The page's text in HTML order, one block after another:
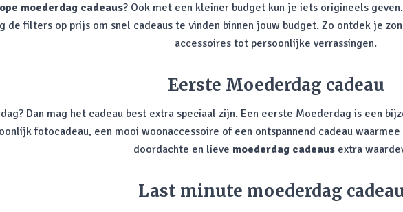
moederdag cadeaus? Ook met een kleiner budget kun je iets origineels
de filters op prijs om snel cadeaus te vinden binnen jouw budget. Zo ontdek je
accessoires tot persoonlijke verrassingen.
Eerste Moederdag cadeau
Dan mag het cadeau best extra speciaal zijn. Een eerste Moederdag is een
fotocadeau, een mooi woonaccessoire of een ontspannend cadeau
doordachte en lieve moederdag cadeaus extra
Last minute moederdag